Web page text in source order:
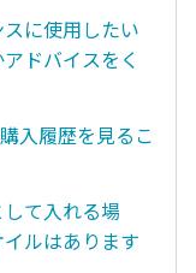
に使用したい
ドバイスをく
入履歴を見るこ
て入れる場
ルはあります